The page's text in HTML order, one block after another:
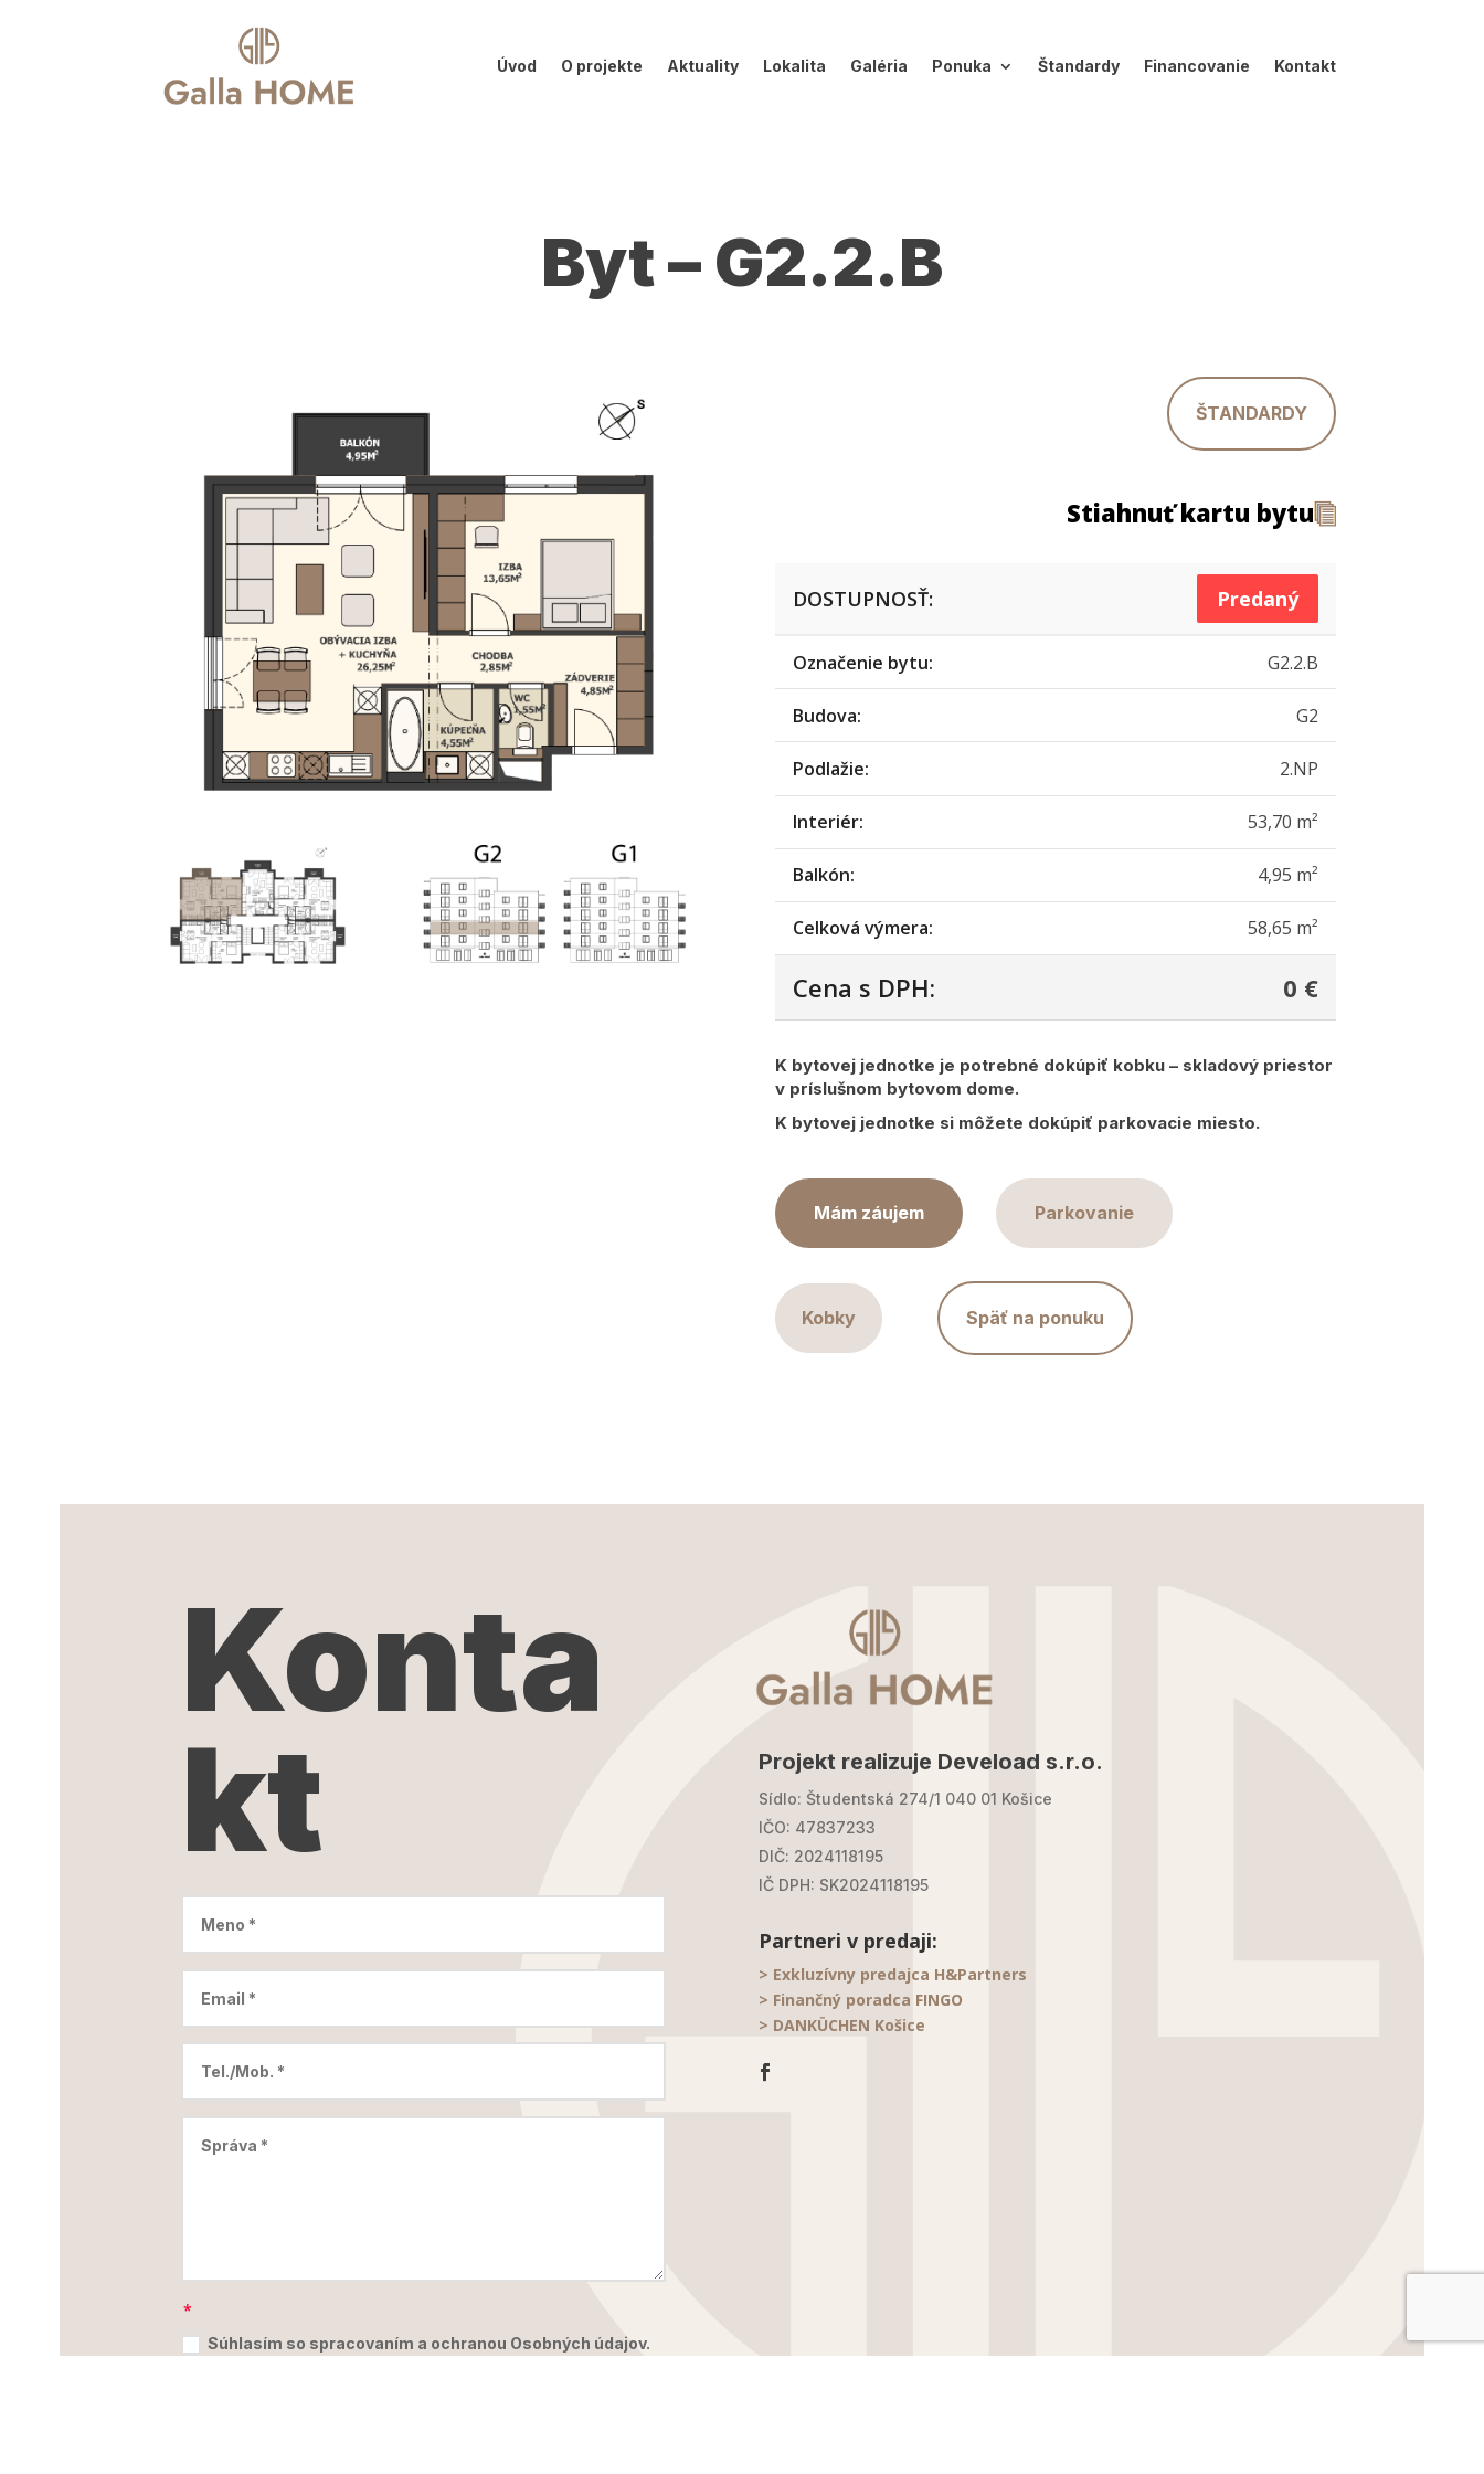
Úvod O projekte Aktuality Lokalita Galéria Ponuka Štandardy Financovanie Kontakt
Byt – G2.2.B
ŠTANDARDY
Stiahnuť kartu bytu
DOSTUPNOSŤ: Predaný
Označenie bytu: G2.2.B
Budova: G2
Podlažie: 2.NP
Interiér: 53,70 m²
Balkón: 4,95 m²
Celková výmera: 58,65 m²
Cena s DPH: 0 €
K bytovej jednotke je potrebné dokúpiť kobku – skladový priestor
v príslušnom bytovom dome.
K bytovej jednotke si môžete dokúpiť parkovacie miesto.
Mám záujem Parkovanie
Kobky Späť na ponuku
Konta
kt
Súhlasím so spracovaním a ochranou Osobných údajov.
Projekt realizuje Deveload s.r.o.
Sídlo: Študentská 274/1 040 01 Košice
IČO: 47837233
DIČ: 2024118195
IČ DPH: SK2024118195
Partneri v predaji:
> Exkluzívny predajca H&Partners
> Finančný poradca FINGO
> DANKÜCHEN Košice